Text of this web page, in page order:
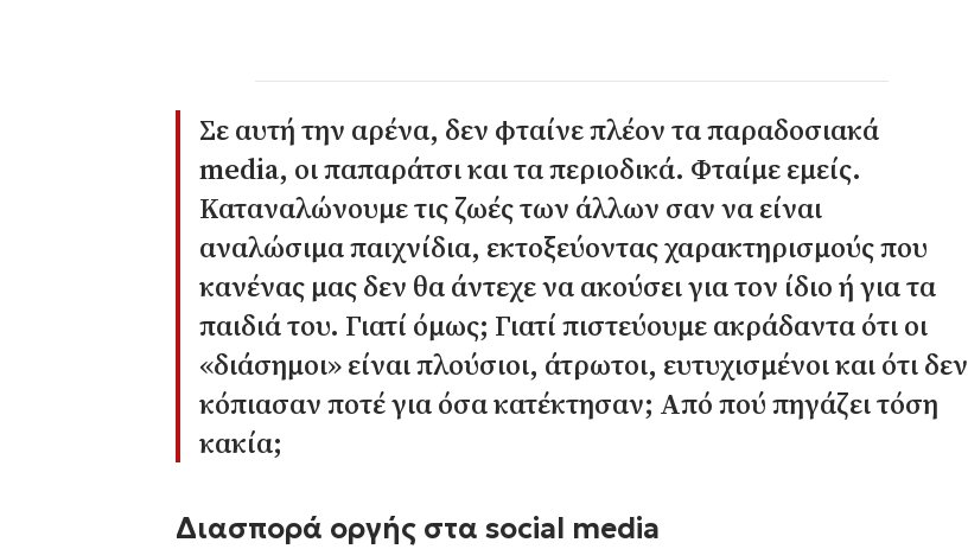
Σε αυτή την αρένα, δεν φταίνε πλέον τα παραδοσιακά
media, οι παπαράτσι και τα περιοδικά. Φταίμε εμείς.
Καταναλώνουμε τις ζωές των άλλων σαν να είναι
αναλώσιμα παιχνίδια, εκτοξεύοντας χαρακτηρισμούς που
κανένας μας δεν θα άντεχε να ακούσει για τον ίδιο ή για τα
παιδιά του. Γιατί όμως; Γιατί πιστεύουμε ακράδαντα ότι οι
«διάσημοι» είναι πλούσιοι, άτρωτοι, ευτυχισμένοι και ότι δεν
κόπιασαν ποτέ για όσα κατέκτησαν; Από πού πηγάζει τόση
κακία;
Διασπορά οργής στα social media